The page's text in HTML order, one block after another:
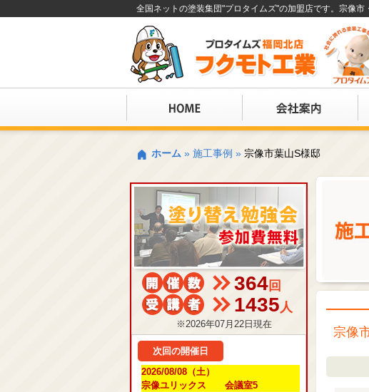
全国ネットの塗装集団"プロタイムズ"の加盟店です。宗像
ホーム » 施工事例 » 宗像市葉山S様邸
宗像
364回
1435人
※2026年07月22日現在
次回の開催日
2026/08/08（土）
宗像ユリックス 会議室5